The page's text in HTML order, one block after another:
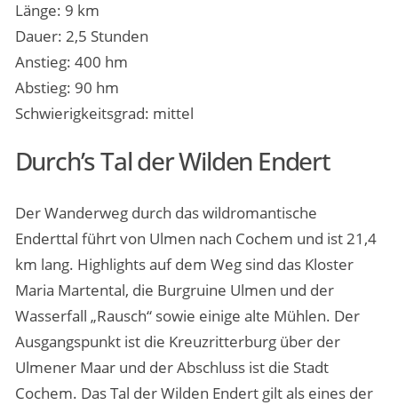
Länge: 9 km
Dauer: 2,5 Stunden
Anstieg: 400 hm
Abstieg: 90 hm
Schwierigkeitsgrad: mittel
Durch’s Tal der Wilden Endert
Der Wanderweg durch das wildromantische
Enderttal führt von Ulmen nach Cochem und ist 21,4
km lang. Highlights auf dem Weg sind das Kloster
Maria Martental, die Burgruine Ulmen und der
Wasserfall „Rausch“ sowie einige alte Mühlen. Der
Ausgangspunkt ist die Kreuzritterburg über der
Ulmener Maar und der Abschluss ist die Stadt
Cochem. Das Tal der Wilden Endert gilt als eines der